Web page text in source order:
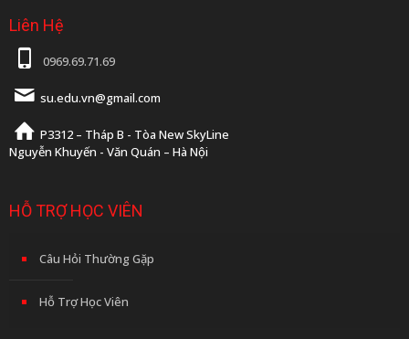
Liên Hệ
0969.69.71.69
su.edu.vn@gmail.com
P3312 – Tháp B - Tòa New SkyLine
Nguyễn Khuyến - Văn Quán – Hà Nội
HỖ TRỢ HỌC VIÊN
Câu Hỏi Thường Gặp
Hỗ Trợ Học Viên